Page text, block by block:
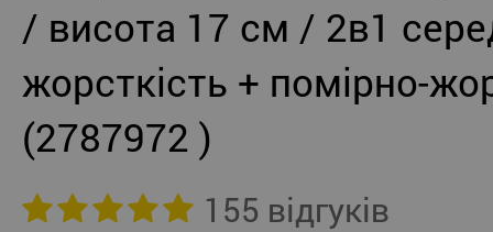
/ висота 17 см / 2в1
жорсткість + помірно-
(2787972 )
155 відгуків